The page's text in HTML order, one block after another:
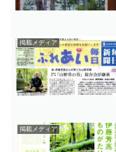
掲載メディア
掲載メディア